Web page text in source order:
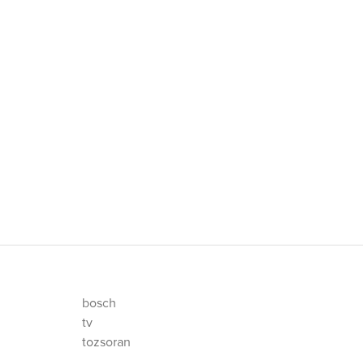
bosch
tv
tozsoran